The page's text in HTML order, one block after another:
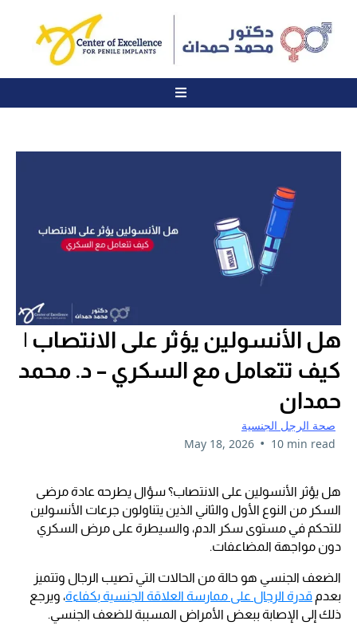
هل الأنسولين يؤثر على الانتصاب |
كيف تتعامل مع السكري – د. محمد
حمدان
صحة الرجل الجنسية
May 18, 2026 • 10 min read
هل يؤثر الأنسولين على الانتصاب؟ سؤال يطرحه عادة مرضى
السكر من النوع الأول والثاني الذين يتناولون جرعات الأنسولين
للتحكم في مستوى سكر الدم، والسيطرة على مرض السكري
دون مواجهة المضاعفات.
الضعف الجنسي هو حالة من الحالات التي تصيب الرجال وتتميز
بعدم قدرة الرجال على ممارسة العلاقة الجنسية بكفاءة، ويرجع
ذلك إلى الإصابة ببعض الأمراض المسببة للضعف الجنسي.